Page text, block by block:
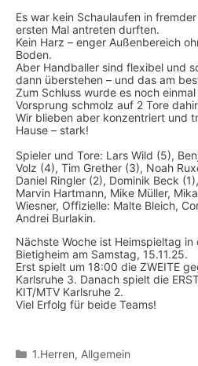
Es war kein Schaulaufen in
ersten Mal antreten durften.
Kein Harz – enger Außenbereich
Boden.
Aber Handballer sind flexibel und
dann überstehen – und das am
Zum Schluss wurde es noch
Vorsprung schmolz auf 2 Tore
Wir blieben aber konzentriert und
Hause – stark!
Spieler und Tore: Lars Wild (5),
Volz (4), Tim Grether (3), Noah
Daniel Ringler (2), Dominik Beck
Marvin Hartmann, Mike Müller,
Wiesner, Offizielle: Malte Bleich,
Andrei Burlakin.
Nächste Woche ist Heimspieltag
Bietigheim am Samstag, 15.11.25.
Erst spielt um 18:00 die ZWEITE
Karlsruhe 3. Danach spielt die
KIT/MTV Karlsruhe 2.
Viel Erfolg für beide Teams!
Kategorien
1.Herren, Allgemein